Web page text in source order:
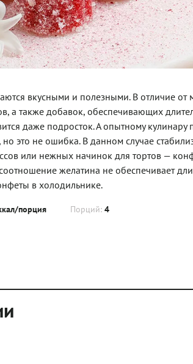
вкусными и полезными. В отличие от
а также добавок, обеспечивающих
даже подросток. А опытному
это не ошибка. В данном случае
или нежных начинок для тортов —
желатина не обеспечивает
в холодильнике.
порция Порций: 4